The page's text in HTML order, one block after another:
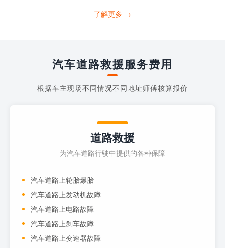
打4006363122请求送油人员来帮助你。
了解更多 →
汽车道路救援服务费用
根据车主现场不同情况不同地址师傅核算报价
道路救援
为汽车道路行驶中提供的各种保障
汽车道路上轮胎爆胎
汽车道路上发动机故障
汽车道路上电路故障
汽车道路上刹车故障
汽车道路上变速器故障